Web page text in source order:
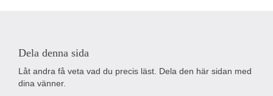
Dela denna sida
Låt andra få veta vad du precis läst. Dela den här sidan med
dina vänner.